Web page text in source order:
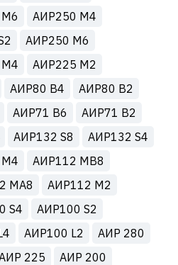
АИР250 М4
АИР250 M6
М4
АИР225 M2
АИР80 B4
АИР80 B2
АИР71 B6
АИР71 B2
АИР132 S8
АИР132 S4
АИР112 MB8
MA8
АИР112 M2
S4
АИР100 S2
АИР100 L2
АИР 280
225
АИР 200